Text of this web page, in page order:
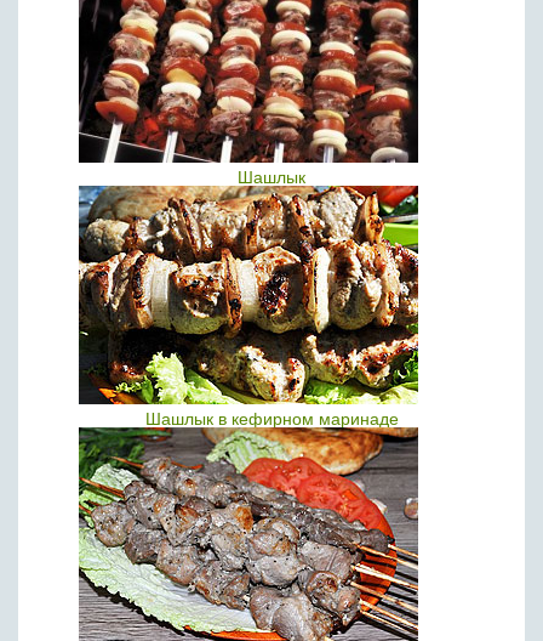
Шашлык
Шашлык в кефирном маринаде